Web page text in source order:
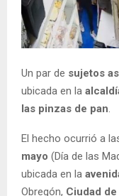
Un par de sujetos
ubicada en la
las pinzas de pan.
El hecho ocurrió a
mayo (Día de las
ubicada en la
Obregón, Ciudad